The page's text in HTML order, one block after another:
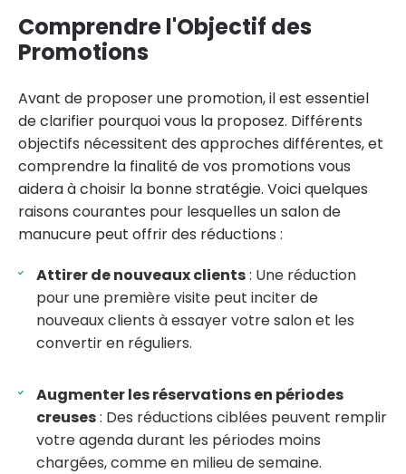
Comprendre l'Objectif des
Promotions
Avant de proposer une promotion, il est essentiel
de clarifier pourquoi vous la proposez. Différents
objectifs nécessitent des approches différentes, et
comprendre la finalité de vos promotions vous
aidera à choisir la bonne stratégie. Voici quelques
raisons courantes pour lesquelles un salon de
manucure peut offrir des réductions :
Attirer de nouveaux clients: Une réduction
pour une première visite peut inciter de
nouveaux clients à essayer votre salon et les
convertir en réguliers.
Augmenter les réservations en périodes
creuses: Des réductions ciblées peuvent remplir
votre agenda durant les périodes moins
chargées, comme en milieu de semaine.